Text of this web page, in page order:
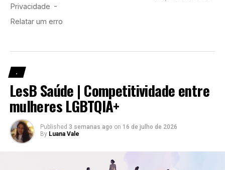
.
LesB Saúde | Competitividade entre
mulheres LGBTQIA+
Published 3 semanas ago on 16 de julho de 2026
By Luana Vale